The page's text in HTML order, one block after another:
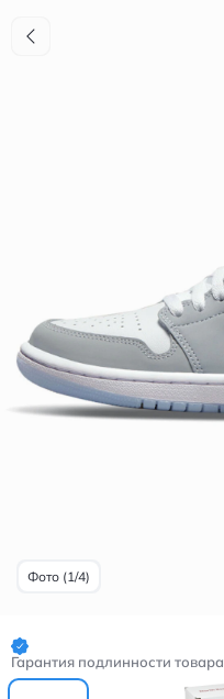
Фото (1/4)
Гарантия подлинности товара